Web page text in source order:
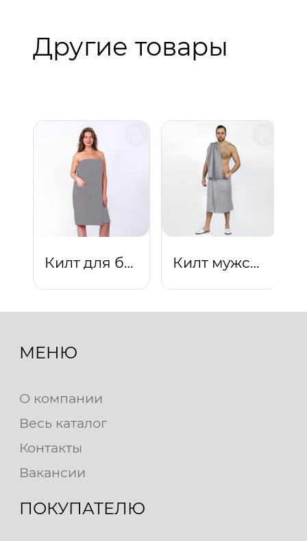
Другие товары
Килт для бани и сауны женский (серебро) Килт мужской (серебро)
МЕНЮ
О компании
Весь каталог
Контакты
Вакансии
ПОКУПАТЕЛЮ